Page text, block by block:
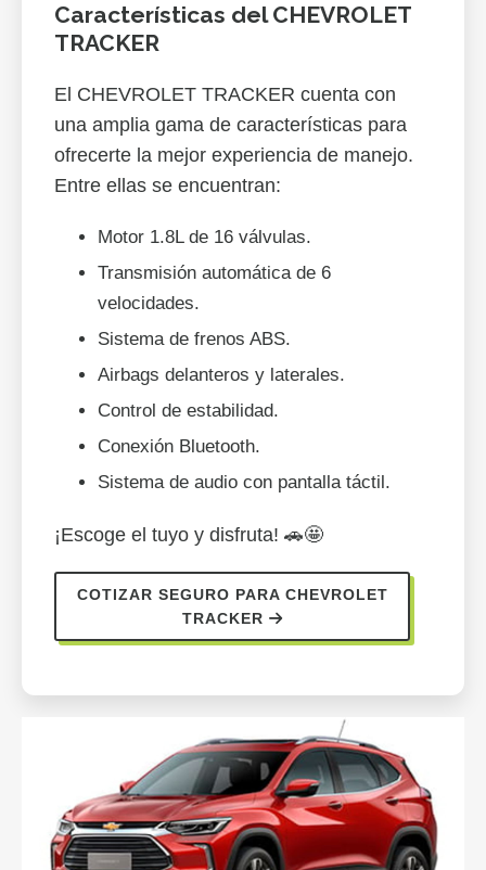
Características del CHEVROLET
TRACKER
El CHEVROLET TRACKER cuenta con
una amplia gama de características para
ofrecerte la mejor experiencia de manejo.
Entre ellas se encuentran:
Motor 1.8L de 16 válvulas.
Transmisión automática de 6
velocidades.
Sistema de frenos ABS.
Airbags delanteros y laterales.
Control de estabilidad.
Conexión Bluetooth.
Sistema de audio con pantalla táctil.
¡Escoge el tuyo y disfruta! 🚗🤩
COTIZAR SEGURO PARA CHEVROLET
TRACKER